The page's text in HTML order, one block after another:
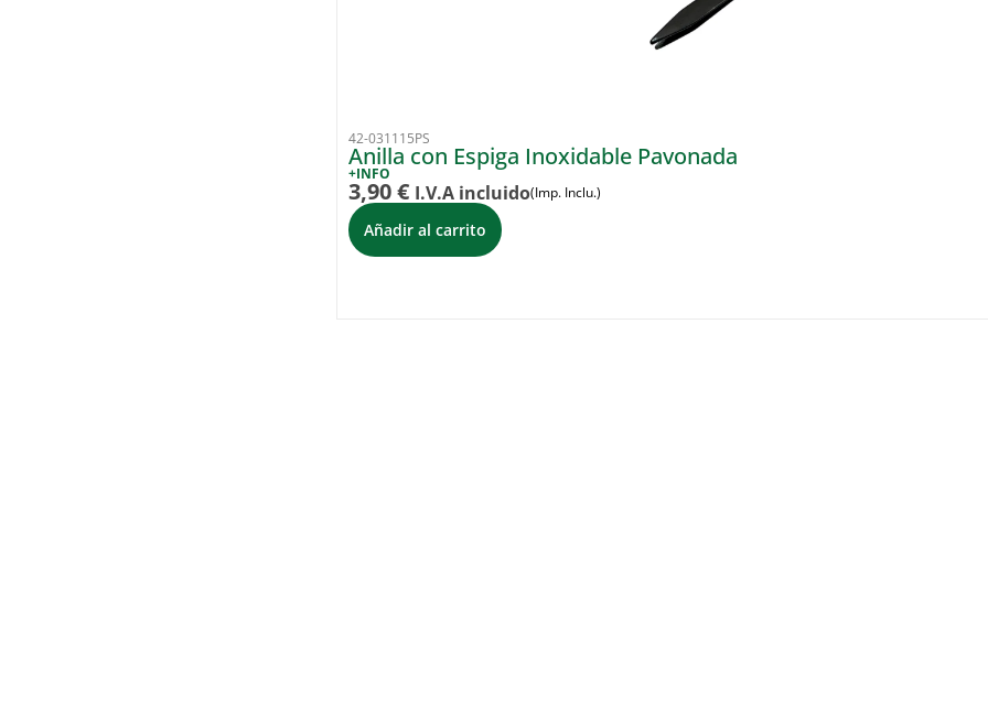
42-031115PS
Anilla con Espiga Inoxidable Pavonada
+INFO
3,90€ I.V.A incluido(Imp. Inclu.)
Añadir al carrito